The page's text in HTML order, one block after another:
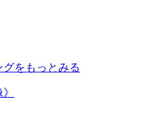
をもっとみる